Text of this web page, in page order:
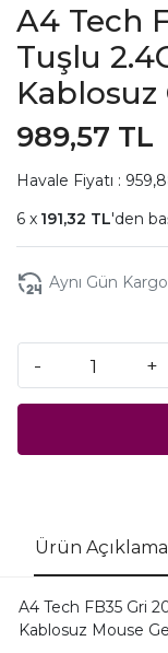
A4 Tech
Tuşlu
Kablosuz
989,57 TL
Havale Fiyatı :
191,32 TL'den
Aynı Gün Kargo
- +
Ürün
A4 Tech FB35 Gri
Kablosuz Mouse